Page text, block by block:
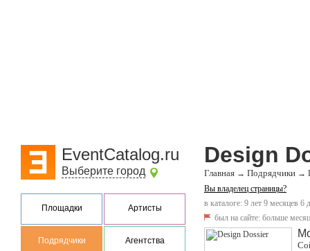
EventCatalog.ru
Выберите город
Площадки Артисты
Подрядчики Агентства
Design
Главная → Подрядчики →
Вы владелец страницы?
в каталоге: 9 лет 9 месяцев 6
был на сайте: больше